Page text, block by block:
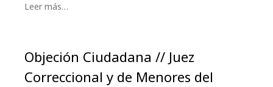
Leer más…
Objeción Ciudadana // Juez
Correccional y de Menores del